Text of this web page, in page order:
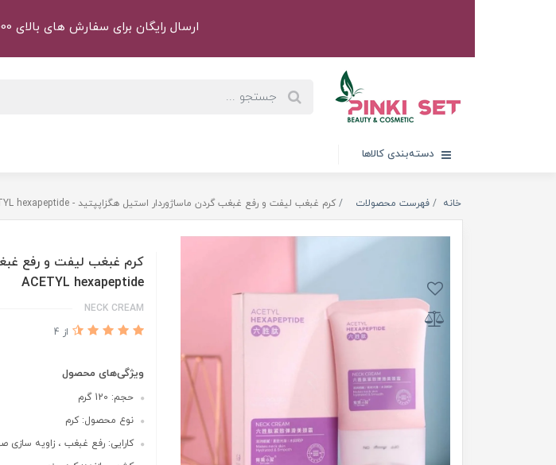
ارسال رایگان برای سفارش های بالای 1.000.000 تومان
دسته‌بندی کالاها
خانه فهرست محصولات کرم غبغب لیفت و رفع غبغب گردن ماساژوردار استیل هگزاپپتید - ACETYL hexapeptide
کرم غبغب لیفت و رفع
ACETYL hexapeptide
NECK CREAM
از 4
ویژگی‌های محصول
حجم: 120 گرم
نوع محصول: کرم
کارایی: رفع غبغب ، زاویه سازی